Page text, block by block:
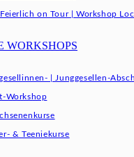
Feierlich on Tour | Workshop
WORKSHOPS
| Junggesellen-
Workshop
& Teeniekurse